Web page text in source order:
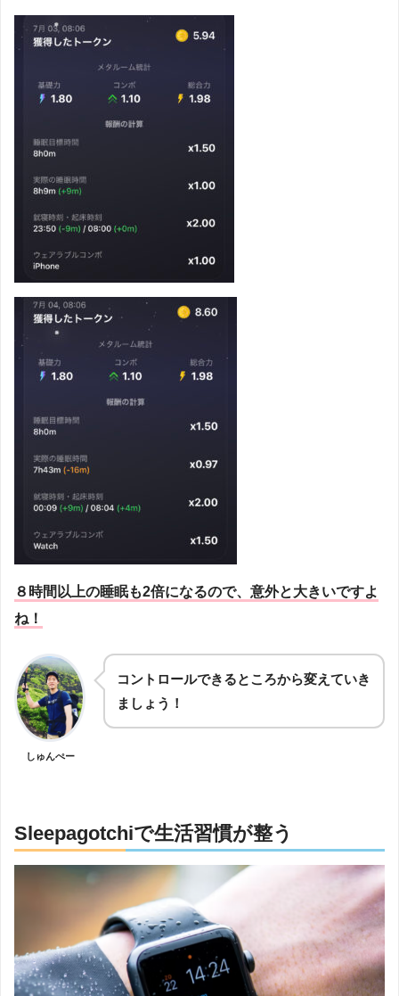
８時間以上の睡眠も2倍になるので、意外と大きいですよ
ね！
しゅんぺー
コントロールできるところから変えていき
ましょう！
Sleepagotchiで生活習慣が整う